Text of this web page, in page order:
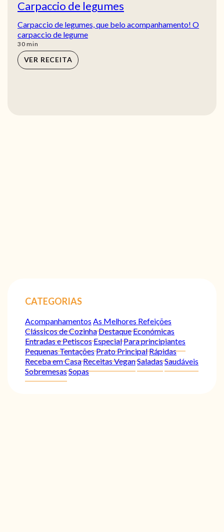
Carpaccio de legumes
Carpaccio de legumes, que belo acompanhamento! O
carpaccio de legume
30min
min
VER RECEITA
CATEGORIAS
Acompanhamentos As Melhores Refeições
Clássicos de CozinhaDestaqueEconómicas
Entradas e PetiscosEspecialPara principiantes
Pequenas TentaçõesPrato PrincipalRápidas
Receba em CasaReceitas VeganSaladasSaudáveis
SobremesasSopas